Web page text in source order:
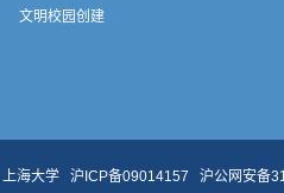
文明校园创建
上海大学 沪ICP备09014157
沪公网安备